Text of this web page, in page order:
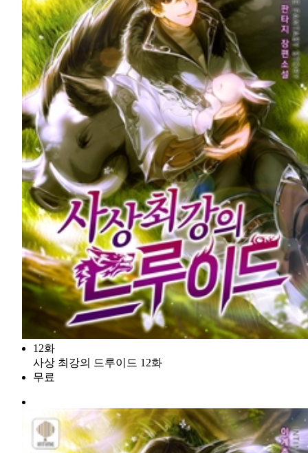
12화
사상 최강의 드루이드 12화
무료